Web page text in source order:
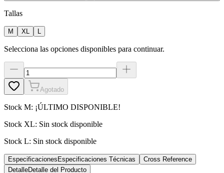
Tallas
M XL
Selecciona las opciones disponibles para continuar.
Agotado
Stock M: ¡ÚLTIMO DISPONIBLE!
Stock XL: Sin stock disponible
Stock L: Sin stock disponible
Especificaciones Especificaciones Técnicas
Cross Reference
DetalleDetalle del Producto